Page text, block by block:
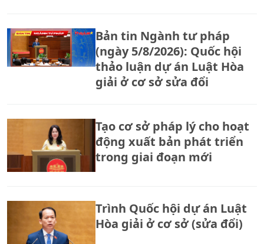
Bản tin Ngành tư pháp
(ngày 5/8/2026): Quốc hội
thảo luận dự án Luật Hòa
giải ở cơ sở sửa đổi
Tạo cơ sở pháp lý cho hoạt
động xuất bản phát triển
trong giai đoạn mới
Trình Quốc hội dự án Luật
Hòa giải ở cơ sở (sửa đổi)